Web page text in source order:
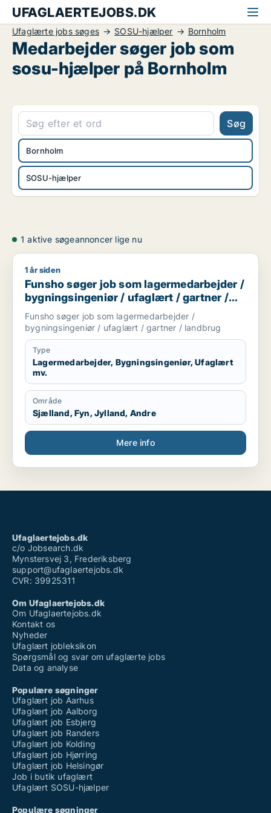
UFAGLAERTEJOBS.DK
Ufaglærte jobs søges SOSU-hjælper Bornholm
Medarbejder søger job som
sosu-hjælper på Bornholm
Søg
SOSU-hjælper
Bornholm
1 aktive søgeannoncer lige nu
Funsho søger job som lagermedarbejder /
1 år siden
Funsho søger job som lagermedarbejder /
bygningsingeniør / ufaglært / gartner /
landbrug
Funsho søger job som lagermedarbejder /
bygningsingeniør / ufaglært / gartner / landbrug
Type
Lagermedarbejder, Bygningsingeniør, Ufaglært
mv.
Område
Sjælland, Fyn, Jylland, Andre
Mere info
Ufaglaertejobs.dk
c/o Jobsearch.dk
Mynstersvej 3, Frederiksberg
support@ufaglaertejobs.dk
CVR: 39925311
Om Ufaglaertejobs.dk
Om Ufaglaertejobs.dk
Kontakt os
Nyheder
Ufaglært jobleksikon
Spørgsmål og svar om ufaglærte jobs
Data og analyse
Populære søgninger
Ufaglært job Aarhus
Ufaglært job Aalborg
Ufaglært job Esbjerg
Ufaglært job Randers
Ufaglært job Kolding
Ufaglært job Hjørring
Ufaglært job Helsingør
Job i butik ufaglært
Ufaglært SOSU-hjælper
Populære søgninger